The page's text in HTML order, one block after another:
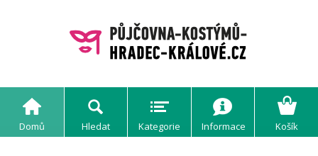
Domů Hledat Kategorie Informace Košík